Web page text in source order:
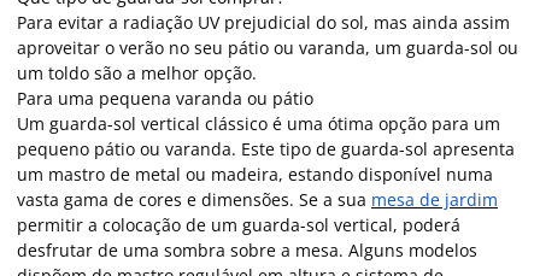
Para evitar a radiação UV prejudicial do sol, mas ainda assim
aproveitar o verão no seu pátio ou varanda, um guarda-sol ou
um toldo são a melhor opção.
Para uma pequena varanda ou pátio
Um guarda-sol vertical clássico é uma ótima opção para um
pequeno pátio ou varanda. Este tipo de guarda-sol apresenta
um mastro de metal ou madeira, estando disponível numa
vasta gama de cores e dimensões. Se a sua mesa de jardim
permitir a colocação de um guarda-sol vertical, poderá
desfrutar de uma sombra sobre a mesa. Alguns modelos